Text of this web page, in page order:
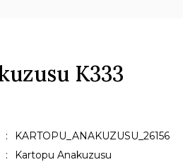
K333
KARTOPU_ANAKUZUSU_26156
Kartopu Anakuzusu